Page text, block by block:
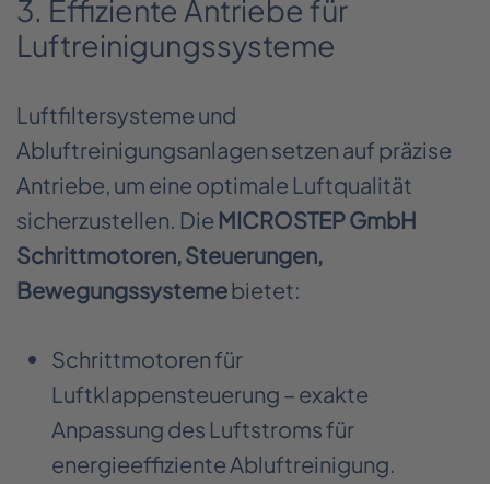
3. Effiziente Antriebe für
Luftreinigungssysteme
Luftfiltersysteme und
Abluftreinigungsanlagen setzen auf präzise
Antriebe, um eine optimale Luftqualität
sicherzustellen. Die MICROSTEP GmbH
Schrittmotoren, Steuerungen,
Bewegungssystemebietet:
Schrittmotoren für
Luftklappensteuerung – exakte
Anpassung des Luftstroms für
energieeffiziente Abluftreinigung.